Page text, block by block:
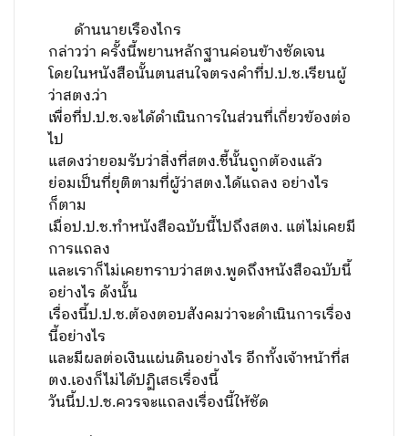
ด้านนายเรืองไกร
กล่าวว่า ครั้งนี้พยานหลักฐานค่อนข้างชัดเจน
โดยในหนังสือนั้นตนสนใจตรงคำที่ป.ป.ช.เรียนผู้
ว่าสตง.ว่า
เพื่อที่ป.ป.ช.จะได้ดำเนินการในส่วนที่เกี่ยวข้องต่อ
ไป
แสดงว่ายอมรับว่าสิ่งที่สตง.ชี้นั้นถูกต้องแล้ว
ย่อมเป็นที่ยุติตามที่ผู้ว่าสตง.ได้แถลง อย่างไร
ก็ตาม
เมื่อป.ป.ช.ทำหนังสือฉบับนี้ไปถึงสตง. แต่ไม่เคยมี
การแถลง
และเราก็ไม่เคยทราบว่าสตง.พูดถึงหนังสือฉบับนี้
อย่างไร ดังนั้น
เรื่องนี้ป.ป.ช.ต้องตอบสังคมว่าจะดำเนินการเรื่อง
นี้อย่างไร
และมีผลต่อเงินแผ่นดินอย่างไร อีกทั้งเจ้าหน้าที่ส
ตง.เองก็ไม่ได้ปฏิเสธเรื่องนี้
วันนี้ป.ป.ช.ควรจะแถลงเรื่องนี้ให้ชัด